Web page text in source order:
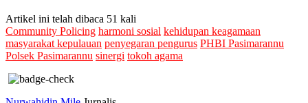
Artikel ini telah dibaca 51 kali
Community Policing harmoni sosial kehidupan keagamaan
masyarakat kepulauan penyegaran pengurus PHBI Pasimarannu
Polsek Pasimarannu sinergi tokoh agama